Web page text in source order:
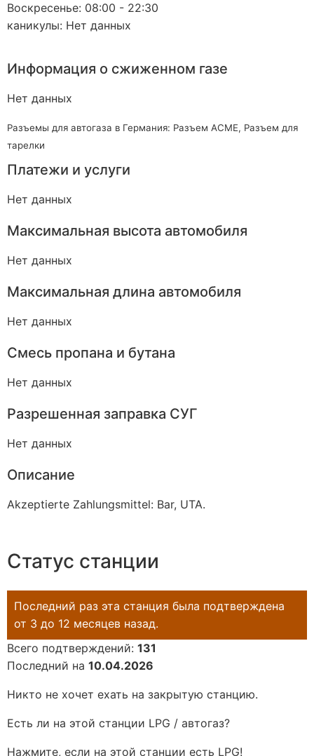
Воскресенье: 08:00 - 22:30
каникулы: Нет данных
Информация о сжиженном газе
Нет данных
Разъемы для автогаза в Германия: Разъем ACME, Разъем для
тарелки
Платежи и услуги
Нет данных
Максимальная высота автомобиля
Нет данных
Максимальная длина автомобиля
Нет данных
Смесь пропана и бутана
Нет данных
Разрешенная заправка СУГ
Нет данных
Описание
Akzeptierte Zahlungsmittel: Bar, UTA.
Статус станции
Последний раз эта станция была подтверждена
от 3 до 12 месяцев назад.
Всего подтверждений: 131
Последний на 10.04.2026
Никто не хочет ехать на закрытую станцию.
Есть ли на этой станции LPG / автогаз?
Нажмите, если на этой станции есть LPG!